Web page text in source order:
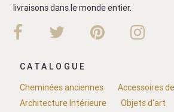
livraisons dans le monde entier.
CATALOGUE
Cheminées anciennes
Accessoires
Architecture Intérieure
Objets d'art